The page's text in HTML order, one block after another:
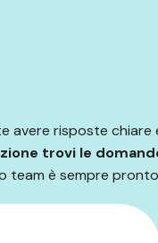
avere risposte chiare
trovi le
team è sempre